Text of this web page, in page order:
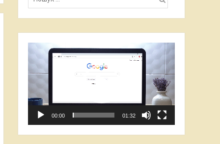
Відеопрогравач
00:00 01:32